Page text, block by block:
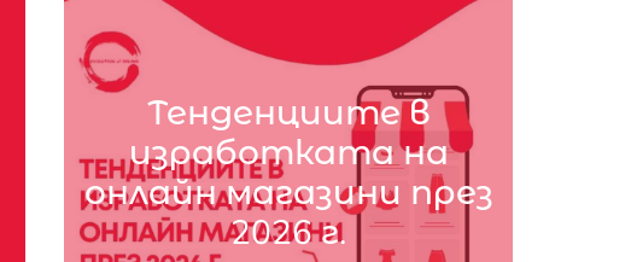
Тенденциите в
изработката на
онлайн магазини през
2026 г.